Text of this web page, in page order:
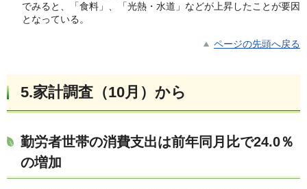
でみると、「食料」、「光熱・水道」などが上昇したことが要因
となっている。
ページの先頭へ戻る
5.家計調査（10月）から
勤労者世帯の消費支出は前年同月比で24.0％
の増加